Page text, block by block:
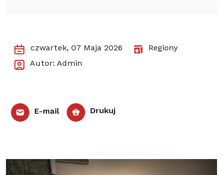
czwartek, 07 Maja 2026
Regiony
Autor: Admin
E-mail Drukuj